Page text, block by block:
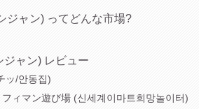
ジャン) ってどんな市場?
ャン) レビュー
ッ/안동집)
ィマン遊び場 (신세계이마트희망놀이터)